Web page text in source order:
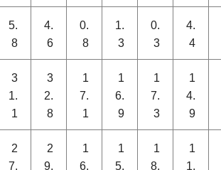
5.
8
4.
6
0.
8
1.
3
0.
3
4.
4
3
1.
1
3
2.
8
1
7.
1
1
6.
9
1
7.
3
1
4.
9
2
7.
2
9.
1
6.
1
5.
1
8.
1
1.